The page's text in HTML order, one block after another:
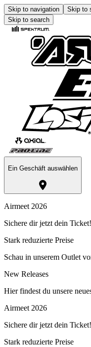
Skip to navigation Skip to
Skip to search
Ein Geschäft auswählen
Airmeet 2026
Sichere dir jetzt dein Ticket!
Stark reduzierte Preise
Schau in unserem Outlet
New Releases
Hier findest du unsere
Airmeet 2026
Sichere dir jetzt dein Ticket!
Stark reduzierte Preise